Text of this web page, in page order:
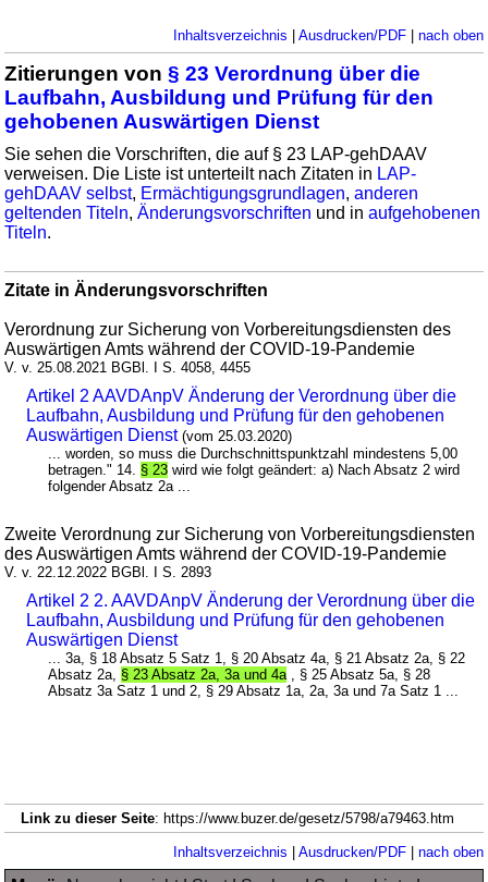
Inhaltsverzeichnis | Ausdrucken/PDF| nach oben
Zitierungen von§ 23 Verordnung über die
Laufbahn, Ausbildung und Prüfung für den
gehobenen Auswärtigen Dienst
Sie sehen die Vorschriften, die auf § 23 LAP-gehDAAV
verweisen. Die Liste ist unterteilt nach Zitaten in LAP-
gehDAAV selbst, Ermächtigungsgrundlagen,anderen
geltenden Titeln,Änderungsvorschriften und inaufgehobenen
Titeln.
Zitate in Änderungsvorschriften
Verordnung zur Sicherung von Vorbereitungsdiensten des
Auswärtigen Amts während der COVID-19-Pandemie
V. v. 25.08.2021 BGBl. I S. 4058, 4455
Artikel 2 AAVDAnpV Änderung der Verordnung über die
Laufbahn, Ausbildung und Prüfung für den gehobenen
Auswärtigen Dienst (vom 25.03.2020)
... worden, so muss die Durchschnittspunktzahl mindestens 5,00
betragen." 14. § 23 wird wie folgt geändert: a) Nach Absatz 2 wird
folgender Absatz 2a ...
Zweite Verordnung zur Sicherung von Vorbereitungsdiensten
des Auswärtigen Amts während der COVID-19-Pandemie
V. v. 22.12.2022 BGBl. I S. 2893
Artikel 2 2. AAVDAnpV Änderung der Verordnung über die
Laufbahn, Ausbildung und Prüfung für den gehobenen
Auswärtigen Dienst
... 3a, § 18 Absatz 5 Satz 1, § 20 Absatz 4a, § 21 Absatz 2a, § 22
Absatz 2a, § 23 Absatz 2a, 3a und 4a , § 25 Absatz 5a, § 28
Absatz 3a Satz 1 und 2, § 29 Absatz 1a, 2a, 3a und 7a Satz 1 ...
Link zu dieser Seite: https://www.buzer.de/gesetz/5798/a79463.htm
Inhaltsverzeichnis | Ausdrucken/PDF| nach oben